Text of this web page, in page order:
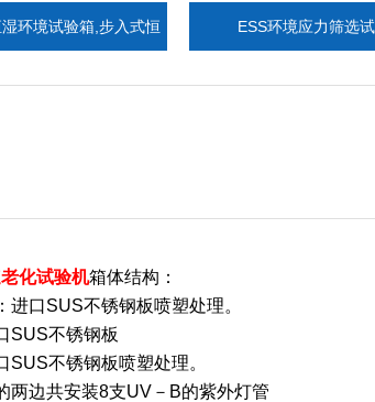
验箱,步入式恒 ESS环境应力筛选试验箱
化试验机箱体结构：
进口SUS不锈钢板喷塑处理。
SUS不锈钢板
SUS不锈钢板喷塑处理。
两边共安装8支UV － B的紫外灯管